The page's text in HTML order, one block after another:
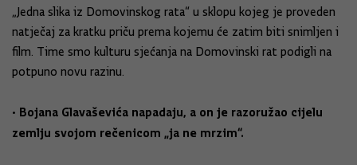
„Jedna slika iz Domovinskog rata“ u sklopu kojeg je proveden
natječaj za kratku priču prema kojemu će zatim biti snimljen i
film. Time smo kulturu sjećanja na Domovinski rat podigli na
potpuno novu razinu.
• Bojana Glavaševića napadaju, a on je razoružao cijelu
zemlju svojom rečenicom „ja ne mrzim“.